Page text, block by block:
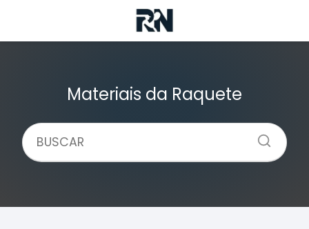
Materiais da Raquete